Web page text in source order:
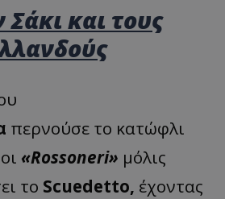
και τους
περνούσε το κατώφλι
«Rossoneri» μόλις
το Scuedetto, έχοντας